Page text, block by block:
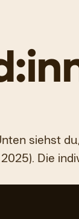
siehst
Die